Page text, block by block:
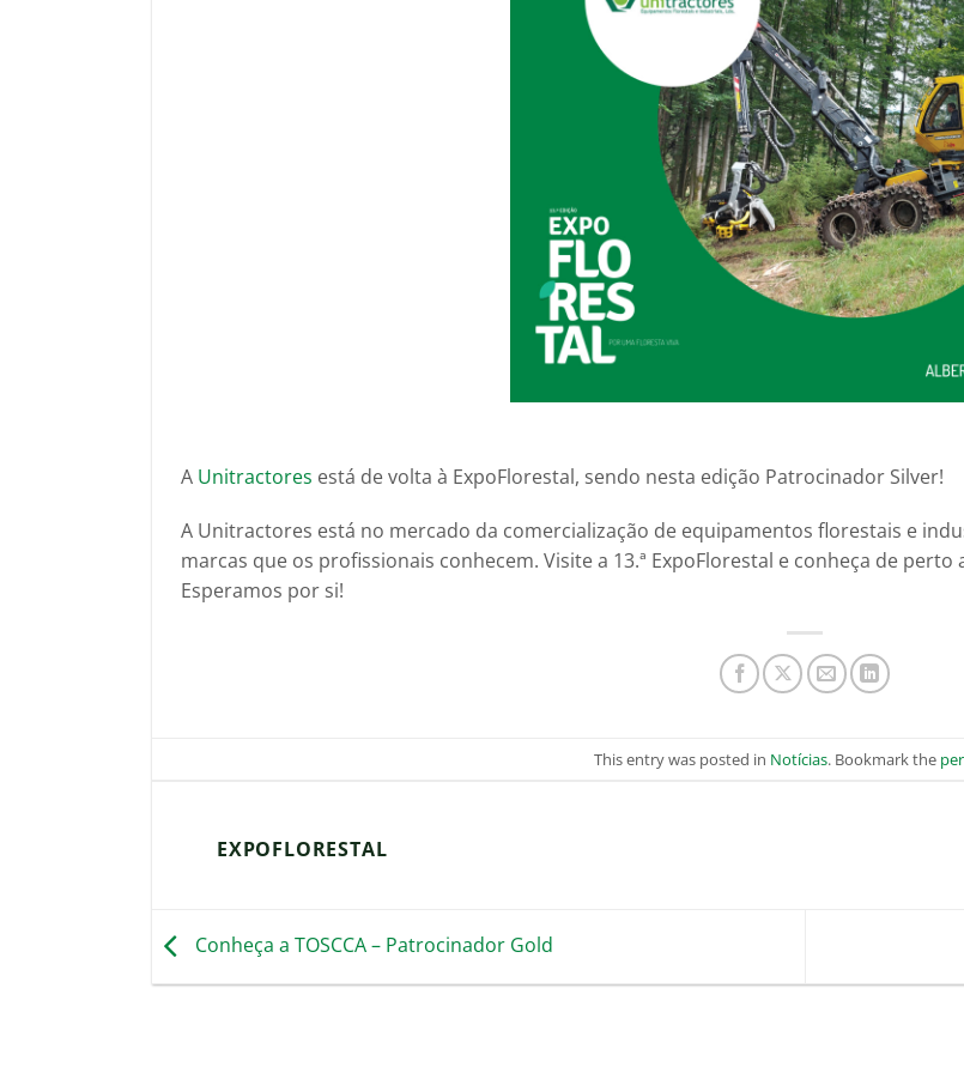
A Unitractores está de volta à ExpoFlorestal, sendo nesta edição Patrocinador Silver!
A Unitractores está no mercado da comercialização de equipamentos florestais e
marcas que os profissionais conhecem. Visite a 13.ª ExpoFlorestal e conheça de perto
Esperamos por si!
This entry was posted in Notícias. Bookmark the
EXPOFLORESTAL
Conheça a TOSCCA – Patrocinador Gold